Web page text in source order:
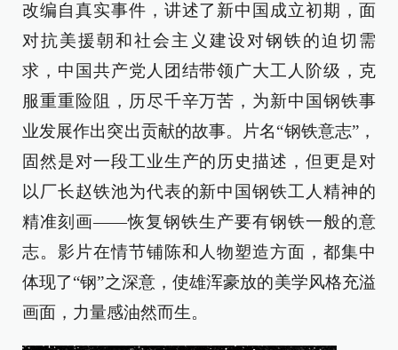
改编自真实事件，讲述了新中国成立初期，面
对抗美援朝和社会主义建设对钢铁的迫切需
求，中国共产党人团结带领广大工人阶级，克
服重重险阻，历尽千辛万苦，为新中国钢铁事
业发展作出突出贡献的故事。片名“钢铁意志”，
固然是对一段工业生产的历史描述，但更是对
以厂长赵铁池为代表的新中国钢铁工人精神的
精准刻画——恢复钢铁生产要有钢铁一般的意
志。影片在情节铺陈和人物塑造方面，都集中
体现了“钢”之深意，使雄浑豪放的美学风格充溢
画面，力量感油然而生。